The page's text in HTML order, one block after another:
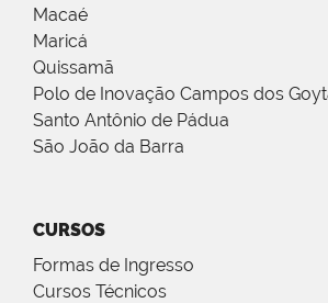
Macaé
Maricá
Quissamã
Polo de Inovação Campos dos
Santo Antônio de Pádua
São João da Barra
CURSOS
Formas de Ingresso
Cursos Técnicos